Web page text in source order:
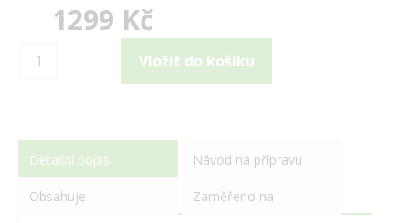
1299 Kč
Detailní popis Návod na přípravu
Obsahuje Zaměřeno na